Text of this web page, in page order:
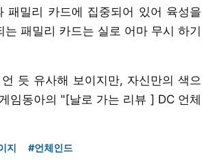
패밀리 카드에 집중되어 있어 육성을
패밀리 카드는 실로 어마 무시 하기
듯 유사해 보이지만, 자신만의 색으
임동아의 "[날로 가는 리뷰 ] DC 언체
지 #언체인드